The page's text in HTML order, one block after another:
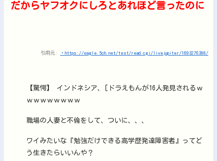
だからヤフオクにしろとあれほど言ったのに
引用元: ・https://eagle.5ch.net/test/read.cgi/livejupiter/1693270398/
【驚愕】 インドネシア、[ドラえもんが16人発見されるｗ
ｗｗｗｗｗｗｗｗ
職場の人妻と不倫をして、ついに、、、
ワイみたいな『勉強だけできる高学歴発達障害者』ってど
う生きたらいいんや？